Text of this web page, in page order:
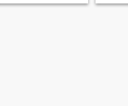
Ik wou dat ik een goede
Ik vind
er in
culturen
leren. Ik
grappig,
alles
mooie
de